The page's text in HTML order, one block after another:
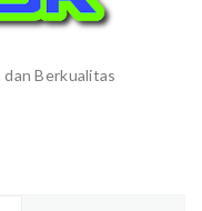
Berkualitas